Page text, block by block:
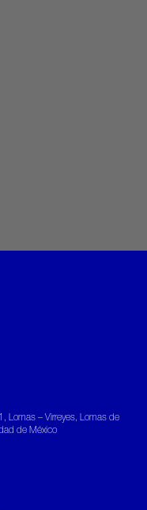
Lomas – Virreyes, Lomas de
de México